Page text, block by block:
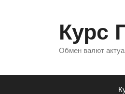
Курс
Обмен валют